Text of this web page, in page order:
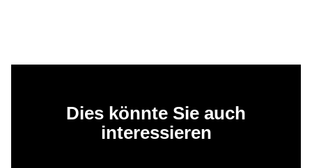
Dies könnte Sie auch
interessieren